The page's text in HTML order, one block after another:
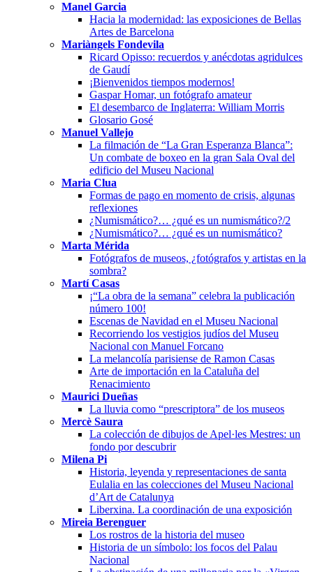
Manel Garcia
Hacia la modernidad: las exposiciones de Bellas
Artes de Barcelona
Mariàngels Fondevila
Ricard Opisso: recuerdos y anécdotas agridulces
de Gaudí
¡Bienvenidos tiempos modernos!
Gaspar Homar, un fotógrafo amateur
El desembarco de Inglaterra: William Morris
Glosario Gosé
Manuel Vallejo
La filmación de “La Gran Esperanza Blanca”:
Un combate de boxeo en la gran Sala Oval del
edificio del Museu Nacional
Maria Clua
Formas de pago en momento de crisis, algunas
reflexiones
¿Numismático?… ¿qué es un numismático?/2
¿Numismático?… ¿qué es un numismático?
Marta Mérida
Fotógrafos de museos, ¿fotógrafos y artistas en la
sombra?
Martí Casas
¡“La obra de la semana” celebra la publicación
número 100!
Escenas de Navidad en el Museu Nacional
Recorriendo los vestigios judíos del Museu
Nacional con Manuel Forcano
La melancolía parisiense de Ramon Casas
Arte de importación en la Cataluña del
Renacimiento
Maurici Dueñas
La lluvia como “prescriptora” de los museos
Mercè Saura
La colección de dibujos de Apel·les Mestres: un
fondo por descubrir
Milena Pi
Historia, leyenda y representaciones de santa
Eulalia en las colecciones del Museu Nacional
d’Art de Catalunya
Liberxina. La coordinación de una exposición
Mireia Berenguer
Los rostros de la historia del museo
Historia de un símbolo: los focos del Palau
Nacional